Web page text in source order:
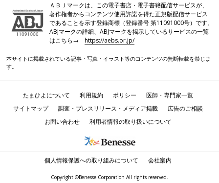
ＡＢＪマークは、この電子書店・電子書籍配信サービスが、
著作権者からコンテンツ使用許諾を得た正規版配信サービス
であることを示す登録商標（登録番号 第11091000号）です。
ABJマークの詳細、ABJマークを掲示しているサービスの一覧
はこちら→https://aebs.or.jp/
本サイトに掲載されている記事・写真・イラスト等のコンテンツの無断転載を禁じま
す。
たまひよについて 利用規約 ポリシー
医師・専門家一覧
サイトマップ
調査・プレスリリース・メディア掲載
広告のご相談
お問い合わせ
利用者情報の取り扱いについて
個人情報保護への取り組みについて 会社案内
Copyright ©Benesse Corporation All rights reserved.